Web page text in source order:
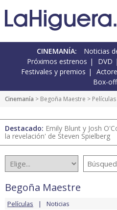
CINEMANÍA: Noticias
Próximos estrenos
DVD
Festivales y premios
Box-
Cinemanía > Begoña Maestre > Películas
Destacado: Emily Blunt y Josh
la revelación' de Steven Spielberg
Begoña Maestre
Películas Noticias